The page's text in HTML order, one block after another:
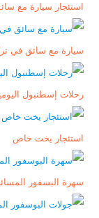
استئجار سيارة مع
سيارة مع سائق في
رحلات إسطنبول
استئجار يخت خاص
سهرة البسفور